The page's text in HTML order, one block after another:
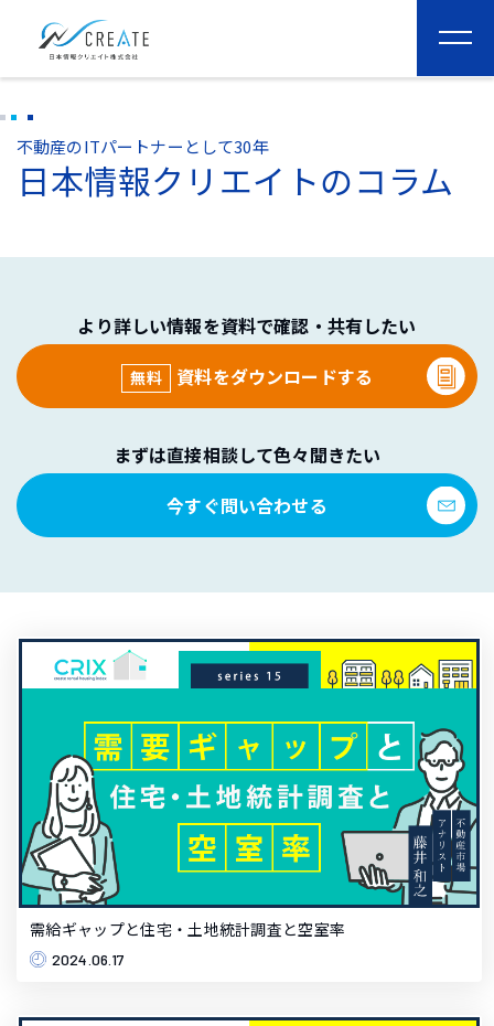
不動産のITパートナーとして30年
日本情報クリエイトのコラム
より詳しい情報を資料で確認・共有したい
無料 資料をダウンロードする
まずは直接相談して色々聞きたい
今すぐ問い合わせる
需給ギャップと住宅・土地統計調査と空室率
2024.06.17